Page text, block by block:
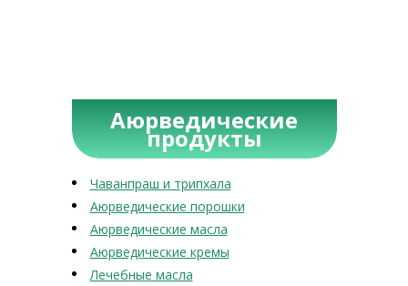
Аюрведические
продукты
Чаванпраш и трипхала
Аюрведические порошки
Аюрведические масла
Аюрведические кремы
Лечебные масла